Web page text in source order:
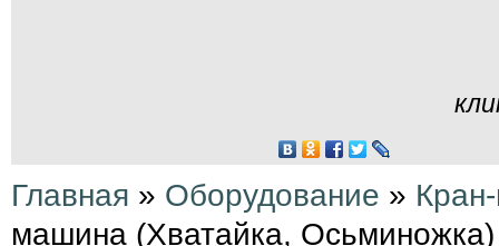
Главная » Оборудование »
машина (Хватайка, Осьминожка)